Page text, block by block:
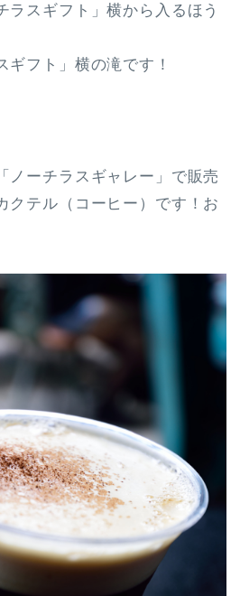
ラスギフト」横から入るほう
フト」横の滝です！
ーチラスギャレー」で販売
クテル（コーヒー）です！お